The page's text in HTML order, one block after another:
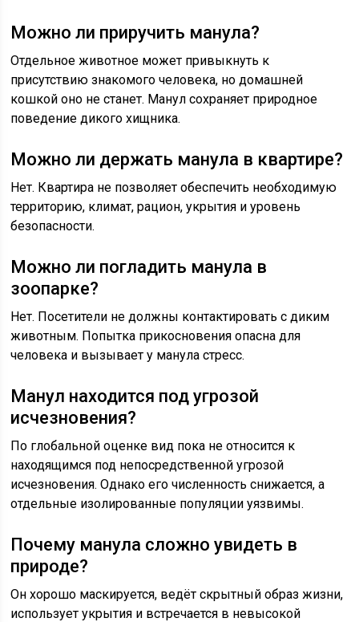
Можно ли приручить манула?
Отдельное животное может привыкнуть к
присутствию знакомого человека, но домашней
кошкой оно не станет. Манул сохраняет природное
поведение дикого хищника.
Можно ли держать манула в квартире?
Нет. Квартира не позволяет обеспечить необходимую
территорию, климат, рацион, укрытия и уровень
безопасности.
Можно ли погладить манула в
зоопарке?
Нет. Посетители не должны контактировать с диким
животным. Попытка прикосновения опасна для
человека и вызывает у манула стресс.
Манул находится под угрозой
исчезновения?
По глобальной оценке вид пока не относится к
находящимся под непосредственной угрозой
исчезновения. Однако его численность снижается, а
отдельные изолированные популяции уязвимы.
Почему манула сложно увидеть в
природе?
Он хорошо маскируется, ведёт скрытный образ жизни,
использует укрытия и встречается в невысокой